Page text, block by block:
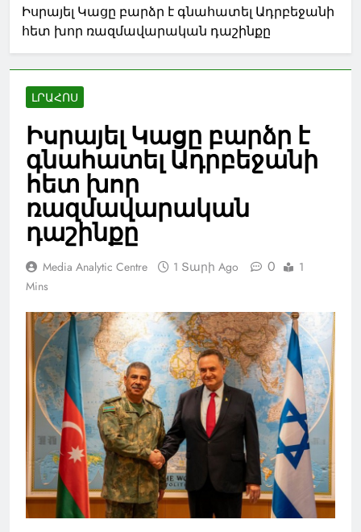
Իսրայել Կացը բարձր է գնահատել Ադրբեջանի
հետ խոր ռազմավարական դաշինքը
ԼՐԱՀՈՍ
Իսրայել Կացը բարձր է
գնահատել Ադրբեջանի
հետ խոր
ռազմավարական
դաշինքը
Media Analytic Centre 1 Տարի Ago 0
1
Mins